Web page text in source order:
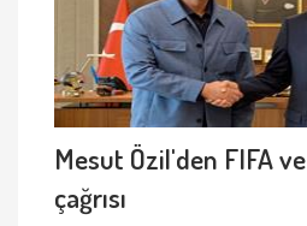
Mesut Özil'den FIFA
çağrısı